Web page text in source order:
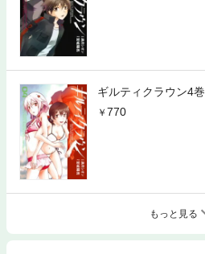
ギルティクラウン4巻
770
もっと見る